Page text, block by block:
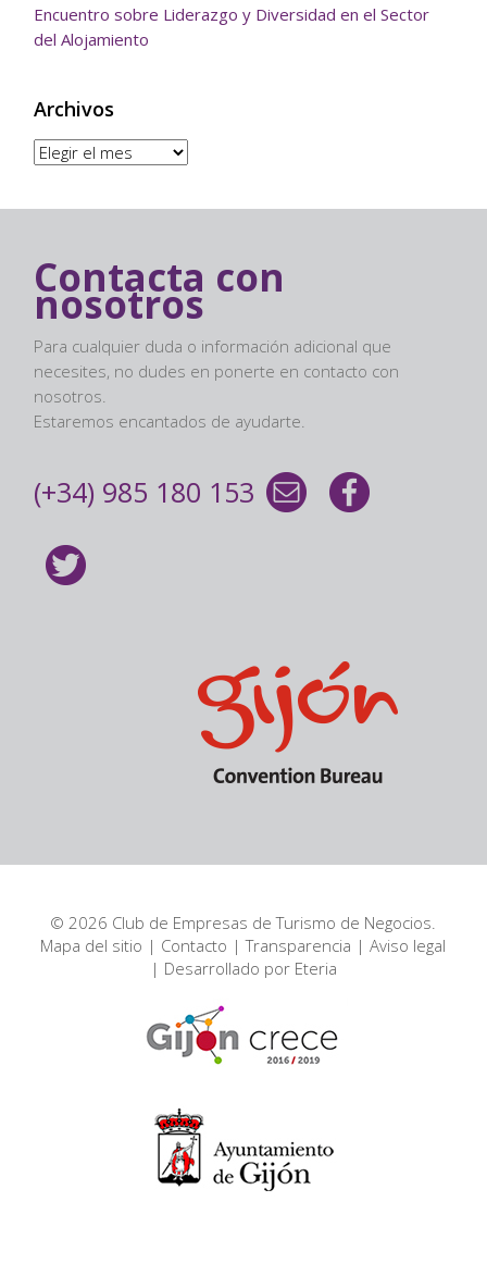
Encuentro sobre Liderazgo y Diversidad en el Sector
del Alojamiento
Archivos
Archivos
Contacta con
nosotros
Para cualquier duda o información adicional que
necesites, no dudes en ponerte en contacto con
nosotros.
Estaremos encantados de ayudarte.
(+34) 985 180 153
© 2026 Club de Empresas de Turismo de Negocios.
Mapa del sitio | Contacto |Transparencia |Aviso legal
| Desarrollado por Eteria